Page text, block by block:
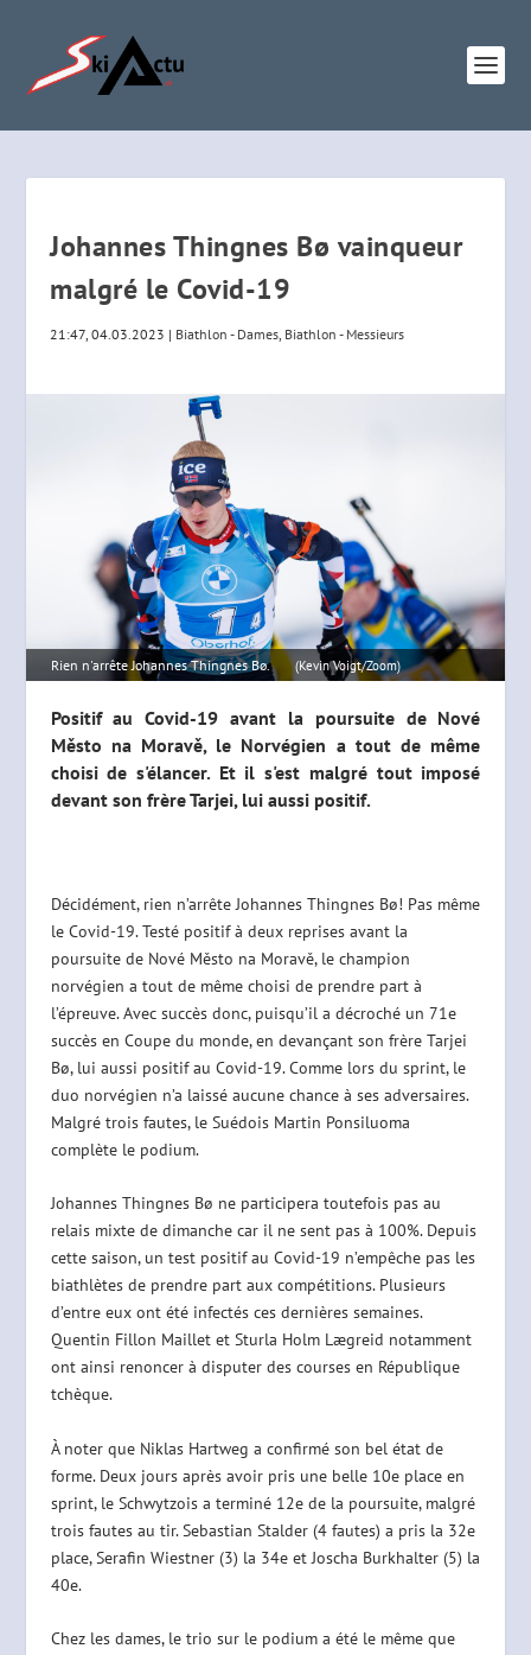
Johannes Thingnes Bø vainqueur
malgré le Covid-19
21:47, 04.03.2023 | Biathlon - Dames, Biathlon - Messieurs
Rien n'arrête Johannes Thingnes Bø. (Kevin Voigt/Zoom)
Positif au Covid-19 avant la poursuite de Nové
Město na Moravě, le Norvégien a tout de même
choisi de s'élancer. Et il s'est malgré tout imposé
devant son frère Tarjei, lui aussi positif.
Décidément, rien n’arrête Johannes Thingnes Bø! Pas même
le Covid-19. Testé positif à deux reprises avant la
poursuite de Nové Město na Moravě, le champion
norvégien a tout de même choisi de prendre part à
l’épreuve. Avec succès donc, puisqu’il a décroché un 71e
succès en Coupe du monde, en devançant son frère Tarjei
Bø, lui aussi positif au Covid-19. Comme lors du sprint, le
duo norvégien n’a laissé aucune chance à ses adversaires.
Malgré trois fautes, le Suédois Martin Ponsiluoma
complète le podium.
Johannes Thingnes Bø ne participera toutefois pas au
relais mixte de dimanche car il ne sent pas à 100%. Depuis
cette saison, un test positif au Covid-19 n’empêche pas les
biathlètes de prendre part aux compétitions. Plusieurs
d’entre eux ont été infectés ces dernières semaines.
Quentin Fillon Maillet et Sturla Holm Lægreid notamment
ont ainsi renoncer à disputer des courses en République
tchèque.
À noter que Niklas Hartweg a confirmé son bel état de
forme. Deux jours après avoir pris une belle 10e place en
sprint, le Schwytzois a terminé 12e de la poursuite, malgré
trois fautes au tir. Sebastian Stalder (4 fautes) a pris la 32e
place, Serafin Wiestner (3) la 34e et Joscha Burkhalter (5) la
40e.
Chez les dames, le trio sur le podium a été le même que